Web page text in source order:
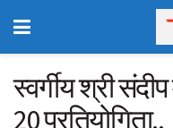
स्वर्गीय श्री
20 प्रतियोगिता..